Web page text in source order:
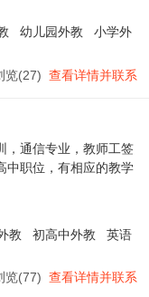
幼儿园外教
小学外
览(27) 查看详情并联系
，通信专业，教师工签
中职位，有相应的教学
教 初高中外教
英语
览(77) 查看详情并联系